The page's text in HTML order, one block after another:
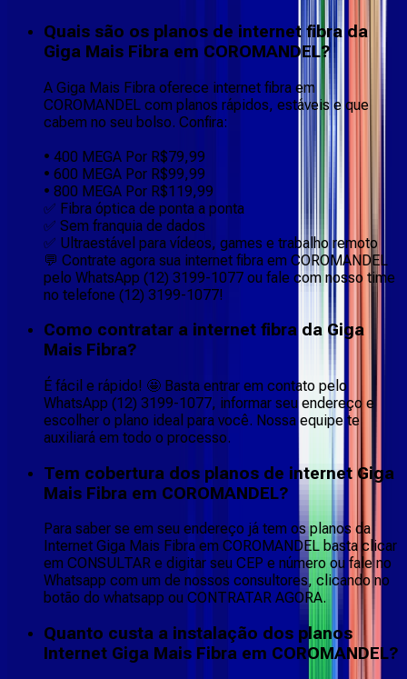
Quais são os planos de internet fibra da
Giga Mais Fibra em COROMANDEL?
A Giga Mais Fibra oferece internet fibra em
COROMANDEL com planos rápidos, estáveis e que
cabem no seu bolso. Confira:
• 400 MEGA Por R$79,99
• 600 MEGA Por R$99,99
• 800 MEGA Por R$119,99
✅ Fibra óptica de ponta a ponta
✅ Sem franquia de dados
✅ Ultraestável para vídeos, games e trabalho remoto
💬 Contrate agora sua internet fibra em COROMANDEL
pelo WhatsApp (12) 3199-1077 ou fale com nosso time
no telefone (12) 3199-1077!
Como contratar a internet fibra da Giga
Mais Fibra?
É fácil e rápido! 🤩 Basta entrar em contato pelo
WhatsApp (12) 3199-1077, informar seu endereço e
escolher o plano ideal para você. Nossa equipe te
auxiliará em todo o processo.
Tem cobertura dos planos de internet Giga
Mais Fibra em COROMANDEL?
Para saber se em seu endereço já tem os planos da
Internet Giga Mais Fibra em COROMANDEL basta clicar
em CONSULTAR e digitar seu CEP e número ou fale no
Whatsapp com um de nossos consultores, clicando no
botão do whatsapp ou CONTRATAR AGORA.
Quanto custa a instalação dos planos
Internet Giga Mais Fibra em COROMANDEL?